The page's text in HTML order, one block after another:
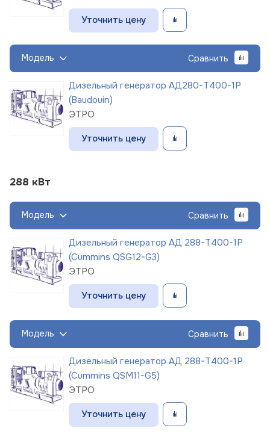
Уточнить цену
Модель Сравнить
Дизельный генератор АД280-Т400-1Р
(Baudouin)
ЭТРО
Уточнить цену
288 кВт
Модель Сравнить
Дизельный генератор АД 288-Т400-1Р
(Cummins QSG12-G3)
ЭТРО
Уточнить цену
Модель Сравнить
Дизельный генератор АД 288-Т400-1Р
(Cummins QSM11-G5)
ЭТРО
Уточнить цену